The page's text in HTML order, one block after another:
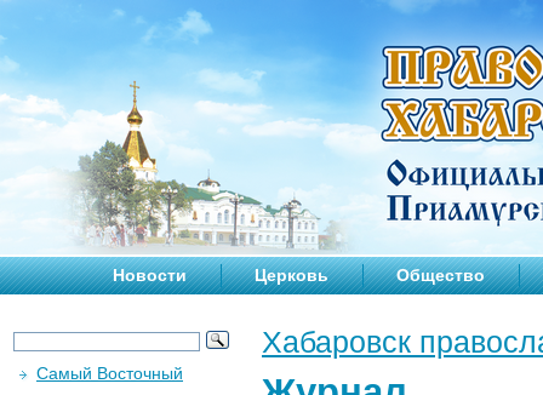
Новости Церковь Общество
Хабаровск
Самый Восточный